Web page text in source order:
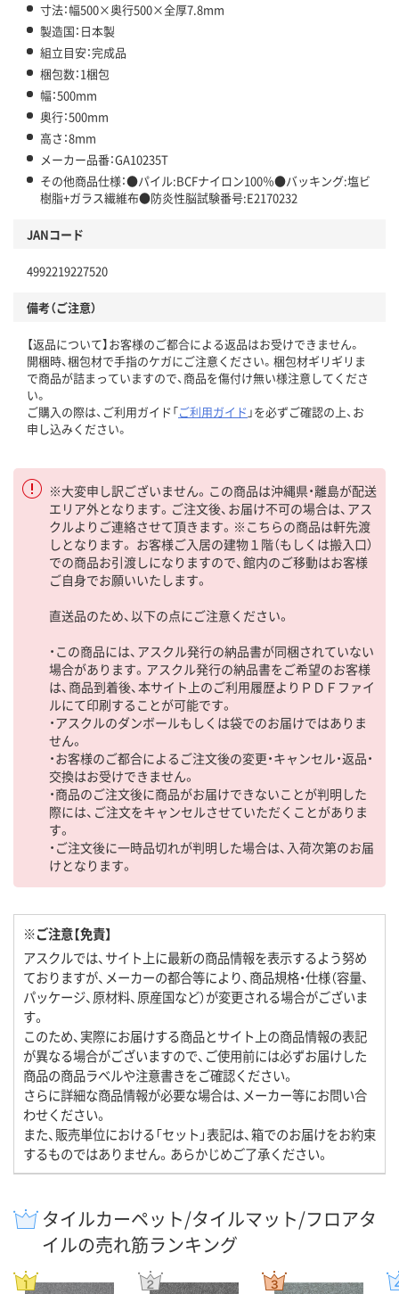
寸法：幅500×奥行500×全厚7.8mm
製造国：日本製
組立目安：完成品
梱包数：1梱包
幅：500mm
奥行：500mm
高さ：8mm
メーカー品番：GA10235T
その他商品仕様：●パイル:BCFナイロン100％●バッキング:塩ビ
樹脂+ガラス繊維布●防炎性脳試験番号:E2170232
JANコード
4992219227520
備考（ご注意）
【返品について】お客様のご都合による返品はお受けできません。
開梱時、梱包材で手指のケガにご注意ください。梱包材ギリギリま
で商品が詰まっていますので、商品を傷付け無い様注意してくださ
い。
ご購入の際は、ご利用ガイド「ご利用ガイド 」を必ずご確認の上、お
申し込みください。
※大変申し訳ございません。この商品は沖縄県・離島が配送
エリア外となります。ご注文後、お届け不可の場合は、アス
クルよりご連絡させて頂きます。※こちらの商品は軒先渡
しとなります。 お客様ご入居の建物１階（もしくは搬入口）
での商品お引渡しになりますので、館内のご移動はお客様
ご自身でお願いいたします。
直送品のため、以下の点にご注意ください。
・この商品には、アスクル発行の納品書が同梱されていない
場合があります。アスクル発行の納品書をご希望のお客様
は、商品到着後、本サイト上のご利用履歴よりＰＤＦファイ
ルにて印刷することが可能です。
・アスクルのダンボールもしくは袋でのお届けではありま
せん。
・お客様のご都合によるご注文後の変更・キャンセル・返品・
交換はお受けできません。
・商品のご注文後に商品がお届けできないことが判明した
際には、ご注文をキャンセルさせていただくことがありま
す。
・ご注文後に一時品切れが判明した場合は、入荷次第のお届
けとなります。
※ご注意【免責】
アスクルでは、サイト上に最新の商品情報を表示するよう努め
ておりますが、メーカーの都合等により、商品規格・仕様（容量、
パッケージ、原材料、原産国など）が変更される場合がございま
す。
このため、実際にお届けする商品とサイト上の商品情報の表記
が異なる場合がございますので、ご使用前には必ずお届けした
商品の商品ラベルや注意書きをご確認ください。
さらに詳細な商品情報が必要な場合は、メーカー等にお問い合
わせください。
また、販売単位における「セット」表記は、箱でのお届けをお約束
するものではありません。あらかじめご了承ください。
タイルカーペット/タイルマット/フロアタ
イルの売れ筋ランキング